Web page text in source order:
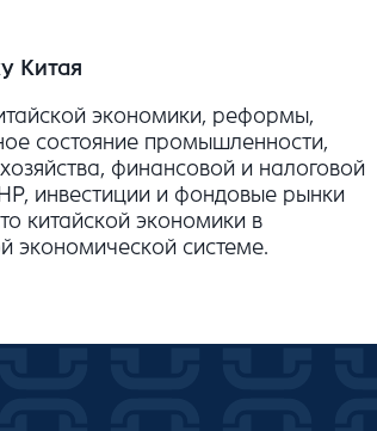
Китая
экономики, реформы,
состояние промышленности,
финансовой и налоговой
инвестиции и фондовые рынки
китайской экономики в
экономической системе.